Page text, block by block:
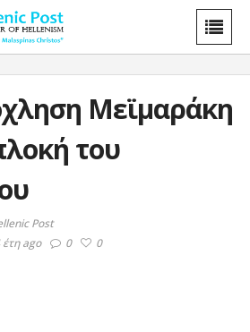
Μεϊμαράκη
του
Post
ago
0 0